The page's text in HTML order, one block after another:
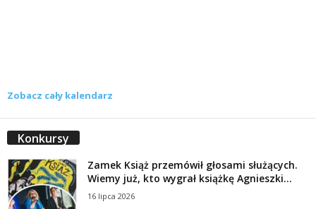
Zobacz cały kalendarz
Konkursy
Zamek Książ przemówił głosami służących.
Wiemy już, kto wygrał książkę Agnieszki...
16 lipca 2026